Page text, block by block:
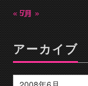
« 5月7月 »
アーカイブ
ー